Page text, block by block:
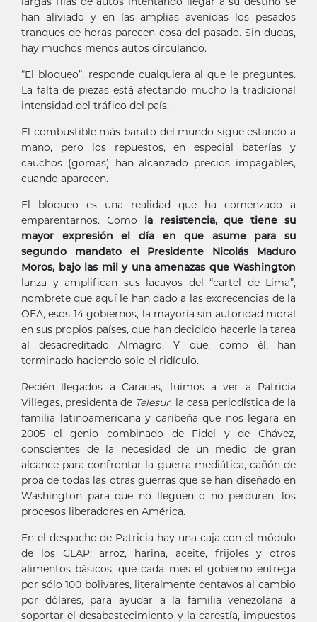
han aliviado y en las amplias avenidas los pesados
tranques de horas parecen cosa del pasado. Sin dudas,
hay muchos menos autos circulando.
“El bloqueo”, responde cualquiera al que le preguntes.
La falta de piezas está afectando mucho la tradicional
intensidad del tráfico del país.
El combustible más barato del mundo sigue estando a
mano, pero los repuestos, en especial baterías y
cauchos (gomas) han alcanzado precios impagables,
cuando aparecen.
El bloqueo es una realidad que ha comenzado a
emparentarnos. Como la resistencia, que tiene su
mayor expresión el día en que asume para su
segundo mandato el Presidente Nicolás Maduro
Moros, bajo las mil y una amenazas que Washington
lanza y amplifican sus lacayos del “cartel de Lima”,
nombrete que aquí le han dado a las excrecencias de la
OEA, esos 14 gobiernos, la mayoría sin autoridad moral
en sus propios países, que han decidido hacerle la tarea
al desacreditado Almagro. Y que, como él, han
terminado haciendo solo el ridículo.
Recién llegados a Caracas, fuimos a ver a Patricia
Villegas, presidenta de Telesur, la casa periodística de la
familia latinoamericana y caribeña que nos legara en
2005 el genio combinado de Fidel y de Chávez,
conscientes de la necesidad de un medio de gran
alcance para confrontar la guerra mediática, cañón de
proa de todas las otras guerras que se han diseñado en
Washington para que no lleguen o no perduren, los
procesos liberadores en América.
En el despacho de Patricia hay una caja con el módulo
de los CLAP: arroz, harina, aceite, frijoles y otros
alimentos básicos, que cada mes el gobierno entrega
por sólo 100 bolivares, literalmente centavos al cambio
por dólares, para ayudar a la familia venezolana a
soportar el desabastecimiento y la carestía, impuestos